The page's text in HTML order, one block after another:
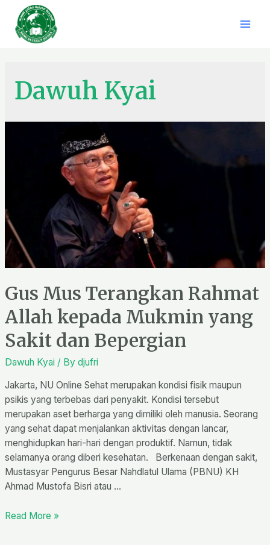
Dawuh Kyai
Gus Mus Terangkan Rahmat
Allah kepada Mukmin yang
Sakit dan Bepergian
Dawuh Kyai / Bydjufri
Jakarta, NU Online Sehat merupakan kondisi fisik maupun
psikis yang terbebas dari penyakit. Kondisi tersebut
merupakan aset berharga yang dimiliki oleh manusia. Seorang
yang sehat dapat menjalankan aktivitas dengan lancar,
menghidupkan hari-hari dengan produktif. Namun, tidak
selamanya orang diberi kesehatan. Berkenaan dengan sakit,
Mustasyar Pengurus Besar Nahdlatul Ulama (PBNU) KH
Ahmad Mustofa Bisri atau …
Read More »